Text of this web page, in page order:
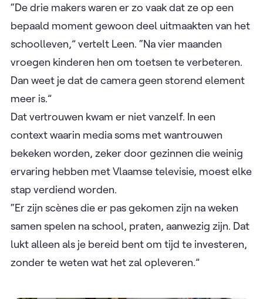
“De drie makers waren er zo vaak dat ze op een
bepaald moment gewoon deel uitmaakten van het
schoolleven,” vertelt Leen. “Na vier maanden
vroegen kinderen hen om toetsen te verbeteren.
Dan weet je dat de camera geen storend element
meer is.”
Dat vertrouwen kwam er niet vanzelf. In een
context waarin media soms met wantrouwen
bekeken worden, zeker door gezinnen die weinig
ervaring hebben met Vlaamse televisie, moest elke
stap verdiend worden.
“Er zijn scènes die er pas gekomen zijn na weken
samen spelen na school, praten, aanwezig zijn. Dat
lukt alleen als je bereid bent om tijd te investeren,
zonder te weten wat het zal opleveren.”